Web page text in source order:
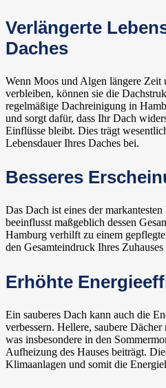
Verlängerte
Daches
Wenn Moos und Algen längere Zeit
verbleiben, können sie die
regelmäßige Dachreinigung in
und sorgt dafür, dass Ihr Dach
Einflüsse bleibt. Dies trägt
Lebensdauer Ihres Daches bei.
Besseres
Das Dach ist eines der
beeinflusst maßgeblich dessen
Hamburg verhilft zu einem
den Gesamteindruck Ihres
Erhöhte
Ein sauberes Dach kann auch die
verbessern. Hellere, saubere
was insbesondere in den
Aufheizung des Hauses beiträgt.
Klimaanlagen und somit die